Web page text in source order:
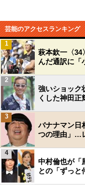
芸能のアクセスランキング
萩本欽一〈
んだ通訳に「
1
強いショック
くした神田正
2
バナナマン日
つの理由」…
3
中村倫也が「
との「ずっと
4